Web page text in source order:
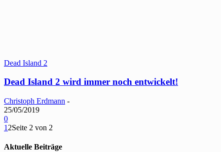
Dead Island 2
Dead Island 2 wird immer noch entwickelt!
Christoph Erdmann -
25/05/2019
0
1 2Seite 2 von 2
Aktuelle Beiträge